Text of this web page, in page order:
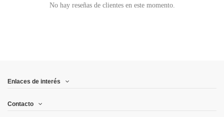
No hay reseñas de clientes en este momento.
Enlaces de interés
Contacto